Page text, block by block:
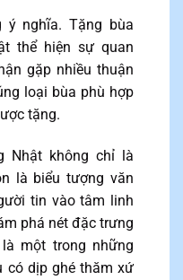
nghĩa. Tặng bùa
thể hiện sự quan
gặp nhiều thuận
loại bùa phù hợp
tặng.
Nhật không chỉ là
là biểu tượng văn
tin vào tâm linh
phá nét đặc trưng
một trong những
có dịp ghé thăm xứ